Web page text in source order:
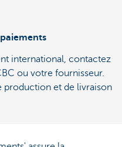
international, contactez
ou votre fournisseur.
production et de livraison